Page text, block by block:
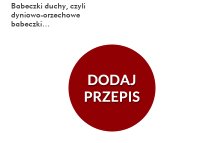
Babeczki duchy, czyli
dyniowo-orzechowe
babeczki…